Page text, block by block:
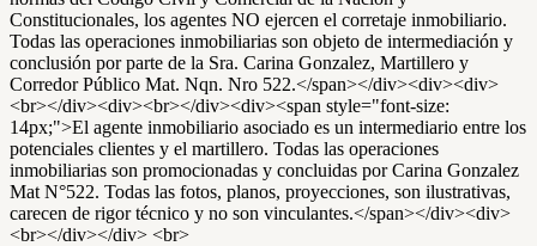
Constitucionales, los agentes NO ejercen el corretaje inmobiliario.
Todas las operaciones inmobiliarias son objeto de intermediación y
conclusión por parte de la Sra. Carina Gonzalez, Martillero y
Corredor Público Mat. Nqn. Nro 522.</span></div><div><div>
<br></div><div><br></div><div><span style="font-size:
14px;">El agente inmobiliario asociado es un intermediario entre los
potenciales clientes y el martillero. Todas las operaciones
inmobiliarias son promocionadas y concluidas por Carina Gonzalez
Mat N°522. Todas las fotos, planos, proyecciones, son ilustrativas,
carecen de rigor técnico y no son vinculantes.</span></div><div>
<br></div></div> <br>